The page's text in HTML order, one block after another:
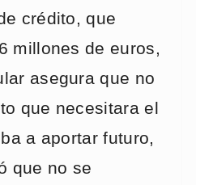
crédito, que
millones de euros,
asegura que no
que necesitara el
a aportar futuro,
que no se